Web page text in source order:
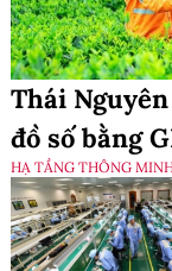
Thái
đồ số bằng
HẠ TẦNG THÔNG